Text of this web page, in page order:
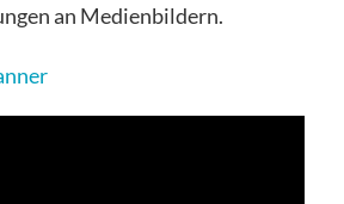
an Medienbildern.